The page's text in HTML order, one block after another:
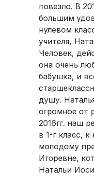
повезло. В
большим
нулевом
учителя,
Человек,
она очень
бабушка, и
душу.
огромное от
2016гг. наш
в 1-г класс,
молодому
Игоревне,
Натальи